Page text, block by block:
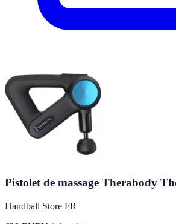
Pistolet de massage Therabody
Handball Store FR